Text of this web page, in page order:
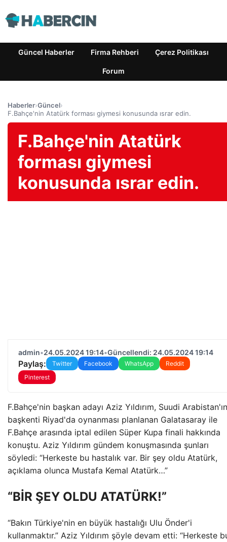
Güncel Haberler Firma Rehberi Çerez Politikası
Forum
Haberler›Güncel›
F.Bahçe'nin Atatürk forması giymesi konusunda ısrar edin.
F.Bahçe'nin Atatürk
forması giymesi
konusunda ısrar edin.
admin•24.05.2024 19:14•Güncellendi: 24.05.2024 19:14
Paylaş: Twitter Facebook WhatsApp
Reddit
Pinterest
F.Bahçe'nin başkan adayı Aziz Yıldırım, Suudi Arabistan'ın
başkenti Riyad'da oynanması planlanan Galatasaray ile
F.Bahçe arasında iptal edilen Süper Kupa finali hakkında
konuştu. Aziz Yıldırım gündem konuşmasında şunları
söyledi: “Herkeste bu hastalık var. Bir şey oldu Atatürk,
açıklama olunca Mustafa Kemal Atatürk…”
“BİR ŞEY OLDU ATATÜRK!”
“Bakın Türkiye'nin en büyük hastalığı Ulu Önder'i
kullanmaktır.” Aziz Yıldırım şöyle devam etti: “Herkeste